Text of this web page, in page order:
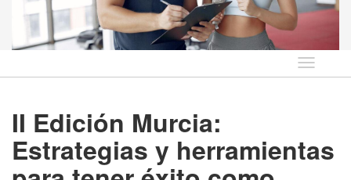
Idioma
II Edición Murcia:
Estrategias y herramientas